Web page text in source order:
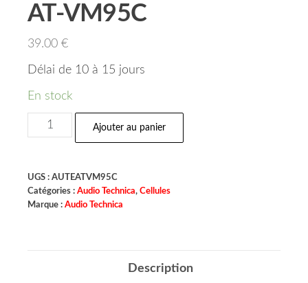
AT-VM95C
39.00 €
Délai de 10 à 15 jours
En stock
Ajouter au panier
UGS : AUTEATVM95C
Catégories : Audio Technica, Cellules
Marque : Audio Technica
Description